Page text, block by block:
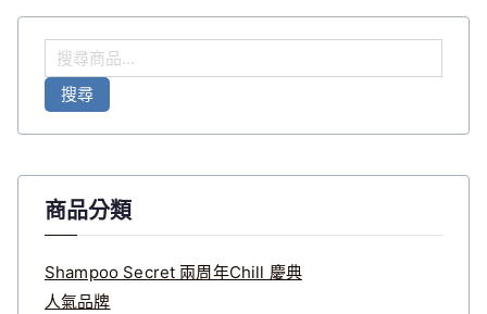
搜
尋
搜尋
商品分類
Shampoo Secret 兩周年Chill 慶典
人氣品牌